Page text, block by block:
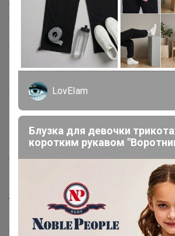
сдачи заказа в Сортировочный ЦР,
силах
Если желаете подстраховаться,
основные ЦР (Красноярье, Мамино
Центральный, Телевизорный)
В холодное время года пластик
хрупким, учитывайте это заказывая
контейнеры.
2.Габарит
Участники города: Крупногабарит и
(больше 10 кг) забираем у меня со
в течение трех рабочих дней(с
Это можно сделать сразу после
товара (ставлю вам статус "получено
Увидели статус, пишите мне в ЛС, я
явки (адрес и как/когда забрать)
LovEIam
Блузка для девочки
коротким рукавом